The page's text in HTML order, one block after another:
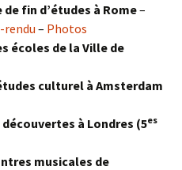
de fin d’études à Rome–
– Photos
écoles de la Ville de
culturel à Amsterdam
découvertes à Londres (5es
musicales de